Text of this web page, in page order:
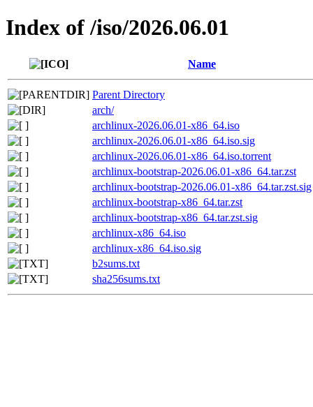
Index of /iso/2026.06.01
Name
Parent Directory
arch/
archlinux-2026.06.01-x86_64.iso
archlinux-2026.06.01-x86_64.iso.sig
archlinux-2026.06.01-x86_64.iso.torrent
archlinux-bootstrap-2026.06.01-x86_64.tar.zst
archlinux-bootstrap-2026.06.01-x86_64.tar.zst.sig
archlinux-bootstrap-x86_64.tar.zst
archlinux-bootstrap-x86_64.tar.zst.sig
archlinux-x86_64.iso
archlinux-x86_64.iso.sig
b2sums.txt
sha256sums.txt